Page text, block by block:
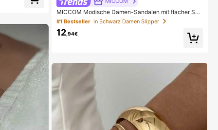
MICCOM Modische Damen-Sandalen mit flacher Soh
le, quadratischer Zehenpartie und offener Zehenparti
e, vielseitig für Frühling/Sommer, neue Sandalen, lässi
g für den Alltag
#1 Bestseller in Schwarz Damen Slipper
12,94€